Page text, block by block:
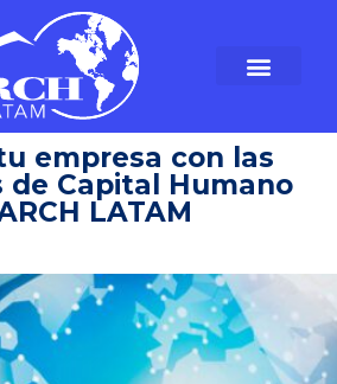
empresa con las
de Capital Humano
LATAM